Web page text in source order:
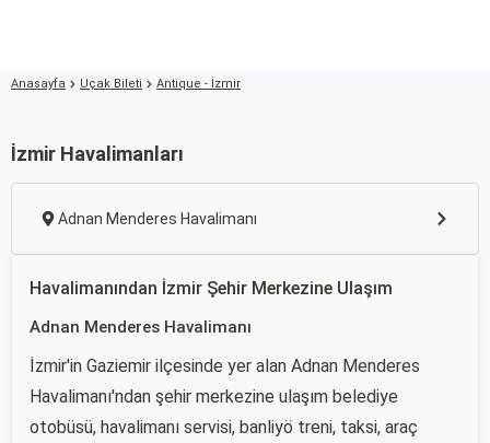
Anasayfa Uçak Bileti Antique - İzmir
İzmir Havalimanları
Adnan Menderes Havalimanı
Havalimanından İzmir Şehir Merkezine Ulaşım
Adnan Menderes Havalimanı
İzmir'in Gaziemir ilçesinde yer alan Adnan Menderes
Havalimanı'ndan şehir merkezine ulaşım belediye
otobüsü, havalimanı servisi, banliyö treni, taksi, araç